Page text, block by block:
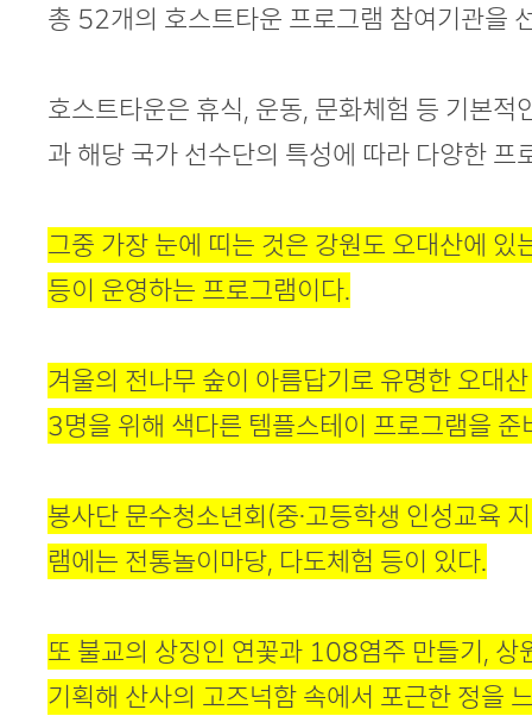
총 52개의 호스트타운 프로그램 참여기관을
호스트타운은 휴식, 운동, 문화체험 등 기본적
과 해당 국가 선수단의 특성에 따라 다양한 프
그중 가장 눈에 띠는 것은 강원도 오대산에 있
등이 운영하는 프로그램이다.
겨울의 전나무 숲이 아름답기로 유명한 오대
3명을 위해 색다른 템플스테이 프로그램을 준
봉사단 문수청소년회(중·고등학생 인성교육
램에는 전통놀이마당, 다도체험 등이 있다.
또 불교의 상징인 연꽃과 108염주 만들기, 상
기획해 산사의 고즈넉함 속에서 포근한 정을